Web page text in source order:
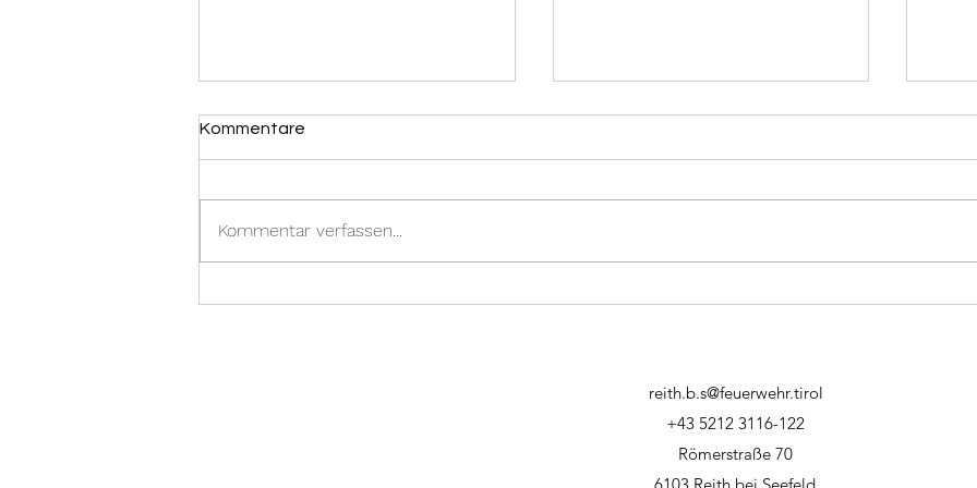
Brandmeldealarm
Brand LKW
Kommentare
Kommentar verfassen...
reith.b.s@feuerwehr.tirol
+43 5212 3116-122
Römerstraße 70